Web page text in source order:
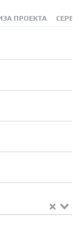
ПРОЕКТА